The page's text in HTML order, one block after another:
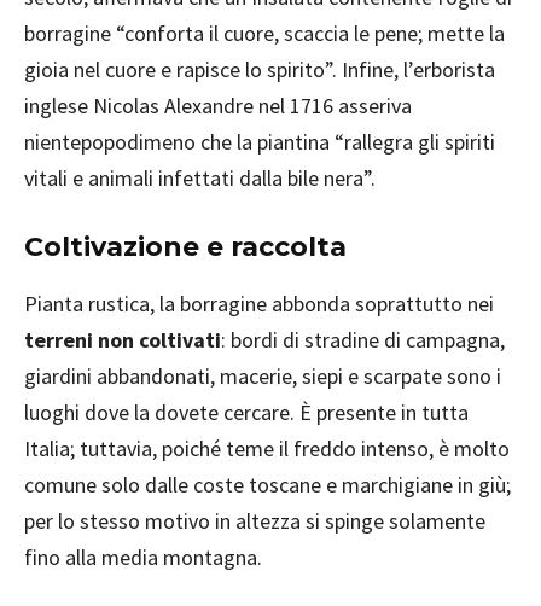
borragine “conforta il cuore, scaccia le pene; mette la
gioia nel cuore e rapisce lo spirito”. Infine, l’erborista
inglese Nicolas Alexandre nel 1716 asseriva
nientepopodimeno che la piantina “rallegra gli spiriti
vitali e animali infettati dalla bile nera”.
Coltivazione e raccolta
Pianta rustica, la borragine abbonda soprattutto nei
terreni non coltivati: bordi di stradine di campagna,
giardini abbandonati, macerie, siepi e scarpate sono i
luoghi dove la dovete cercare. È presente in tutta
Italia; tuttavia, poiché teme il freddo intenso, è molto
comune solo dalle coste toscane e marchigiane in giù;
per lo stesso motivo in altezza si spinge solamente
fino alla media montagna.